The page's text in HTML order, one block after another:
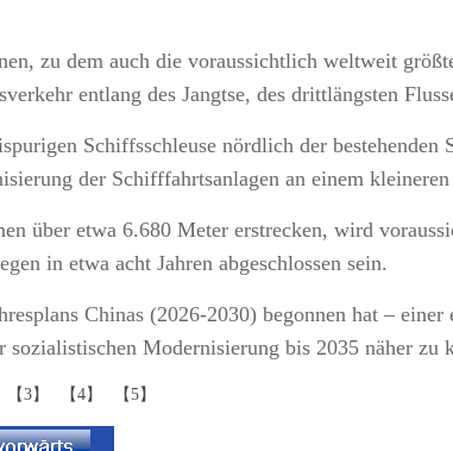
zu dem auch die voraussichtlich weltweit
entlang des Jangtse, des drittlängsten
Schiffsschleuse nördlich der bestehenden
der Schifffahrtsanlagen an einem
über etwa 6.680 Meter erstrecken, wird
in etwa acht Jahren abgeschlossen sein.
Chinas (2026-2030) begonnen hat – einer
Modernisierung bis 2035 näher zu
【3】 【4】 【5】